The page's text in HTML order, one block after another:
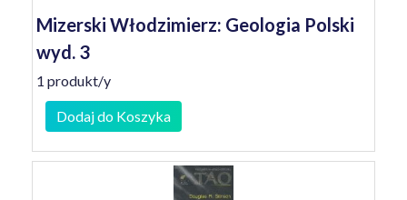
Mizerski Włodzimierz: Geologia Polski
wyd. 3
1 produkt/y
Dodaj do Koszyka